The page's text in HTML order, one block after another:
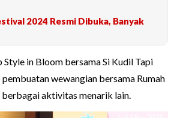
2024 Resmi Dibuka, Banyak
in Bloom bersama Si Kudil Tapi
wewangian bersama Rumah
aktivitas menarik lain.